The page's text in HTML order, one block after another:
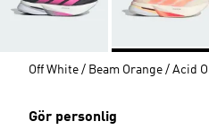
Off White / Beam Orange / Acid
Gör personlig